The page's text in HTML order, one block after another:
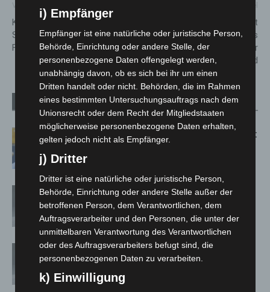
Küchenbrand im
Schwesternwohnheim des
Friederikenstiftes
Wilhelm Zabel erhält
Verdienstmedaille des
Verdienstordens der
Bundesrepublik Deutschland
Verwandte Artikel Mehr vom Autor
Letzte Corona-Schutzmaßnahme läuft
Corona-Verordnung in Niedersachsen
zum 1. März aufgehoben
Corona-Schutzmaßnahmen in Schule
und KiTa: vom Land bis Ostern –
Absonderungspflicht läuft aus
i) Empfänger
Empfänger ist eine natürliche oder juristische Person,
Behörde, Einrichtung oder andere Stelle, der
personenbezogene Daten offengelegt werden,
unabhängig davon, ob es sich bei ihr um einen
Dritten handelt oder nicht. Behörden, die im Rahmen
eines bestimmten Untersuchungsauftrags nach dem
Unionsrecht oder dem Recht der Mitgliedstaaten
möglicherweise personenbezogene Daten erhalten,
gelten jedoch nicht als Empfänger.
j) Dritter
Dritter ist eine natürliche oder juristische Person,
Behörde, Einrichtung oder andere Stelle außer der
betroffenen Person, dem Verantwortlichen, dem
Auftragsverarbeiter und den Personen, die unter der
unmittelbaren Verantwortung des Verantwortlichen
oder des Auftragsverarbeiters befugt sind, die
personenbezogenen Daten zu verarbeiten.
k) Einwilligung